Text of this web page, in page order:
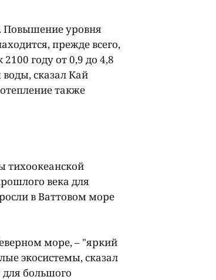
Повышение уровня
прежде всего,
году от 0,9 до 4,8
сказал Кай
также
тихоокеанской
века для
в Ваттовом море
море, – "яркий
экосистемы, сказал
большого